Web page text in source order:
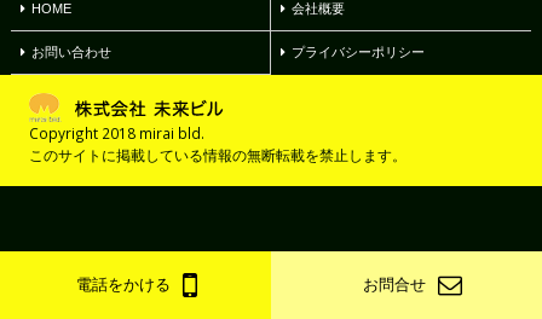
電話をかける お問合せ
HOME 会社概要
お問い合わせ プライバシーポリシー
Copyright 2018 mirai bld.
このサイトに掲載している情報の無断転載を禁止します。